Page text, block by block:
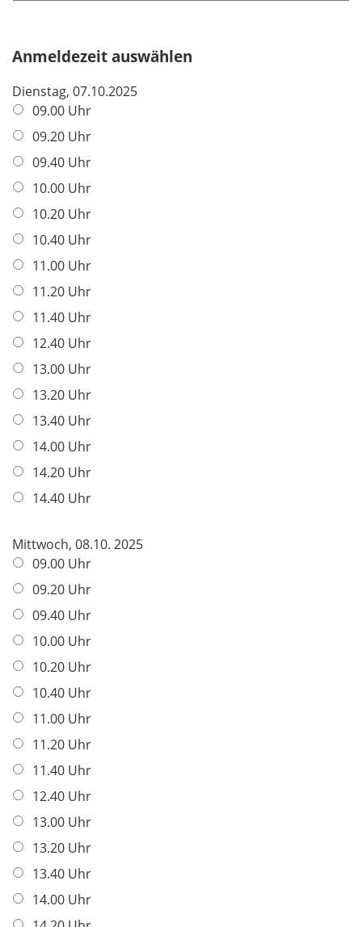
l h
f
e
l
Anmeldezeit auswählen
Dienstag, 07.10.2025
09.00 Uhr
09.20 Uhr
09.40 Uhr
10.00 Uhr
10.20 Uhr
10.40 Uhr
11.00 Uhr
11.20 Uhr
11.40 Uhr
12.40 Uhr
13.00 Uhr
13.20 Uhr
13.40 Uhr
14.00 Uhr
14.20 Uhr
14.40 Uhr
Mittwoch, 08.10. 2025
09.00 Uhr
09.20 Uhr
09.40 Uhr
10.00 Uhr
10.20 Uhr
10.40 Uhr
11.00 Uhr
11.20 Uhr
11.40 Uhr
12.40 Uhr
13.00 Uhr
13.20 Uhr
13.40 Uhr
14.00 Uhr